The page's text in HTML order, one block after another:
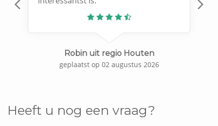
Robin uit regio Houten
geplaatst op 02 augustus 2026
Previous
Heeft u nog een vraag?